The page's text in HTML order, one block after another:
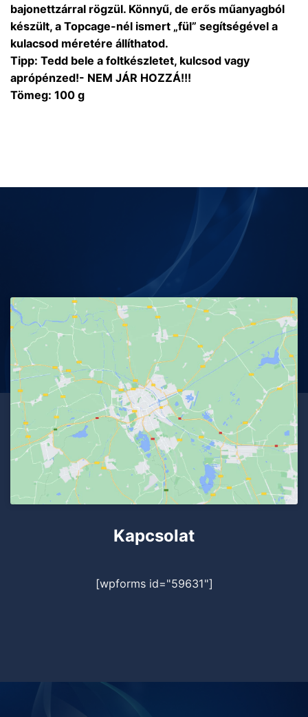
bajonettzárral rögzül. Könnyű, de erős műanyagból
készült, a Topcage-nél ismert „fül” segítségével a
kulacsod méretére állíthatod.
Tipp: Tedd bele a foltkészletet, kulcsod vagy
aprópénzed!- NEM JÁR HOZZÁ!!!
Tömeg: 100 g
Kapcsolat
[wpforms id="59631"]